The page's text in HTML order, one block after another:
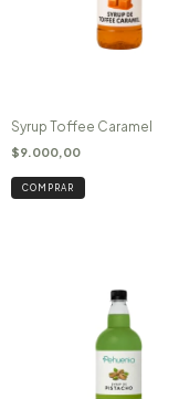
Syrup Toffee Caramel
$9.000,00
COMPRAR